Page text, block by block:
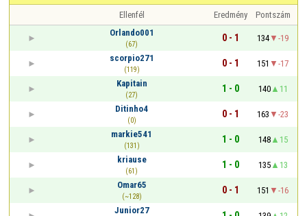
Ellenfél Eredmény
Pontszám
Orlando001
(67)
0 - 1 134
-19
scorpio271
(119)
0 - 1 151
-17
Kapitain
(27)
1 - 0 140
11
Ditinho4
(0)
0 - 1 163
-23
markie541
(131)
1 - 0 148
15
kriause
(61)
1 - 0 135
13
Omar65
(~128)
0 - 1 151
-16
Junior27